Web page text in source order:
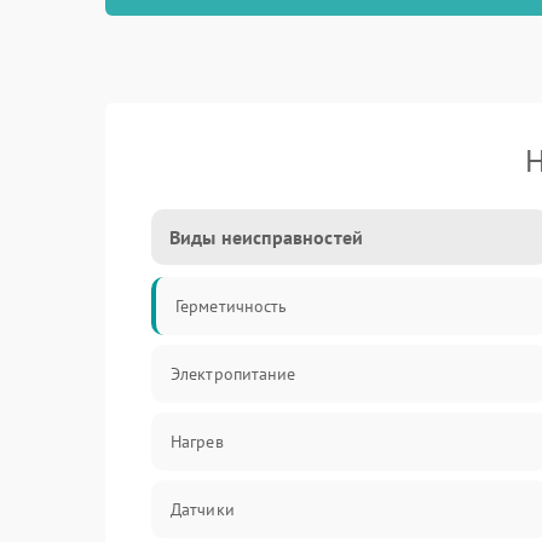
Виды неисправностей
Герметичность
Электропитание
Нагрев
Датчики